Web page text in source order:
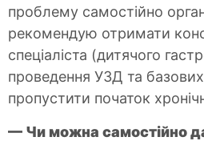
проблему самостійно
рекомендую отримати
спеціаліста (дитячого
проведення УЗД та
пропустити початок
— Чи можна самостійно